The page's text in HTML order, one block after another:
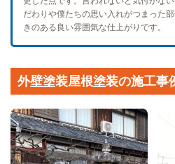
だわりや僕たちの思い入れがつまった
きのある良い雰囲気な仕上がりです。
外壁塗装屋根塗装の施工事